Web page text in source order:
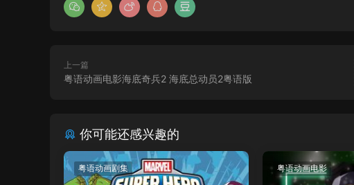
上一篇
粤语动画电影海底奇兵2 海底总动员2粤语版
你可能还感兴趣的
粤语动画剧集 粤语动画电影